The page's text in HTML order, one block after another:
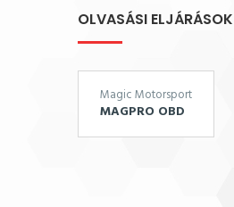
OLVASÁSI ELJÁRÁSOK
Magic Motorsport
MAGPRO OBD